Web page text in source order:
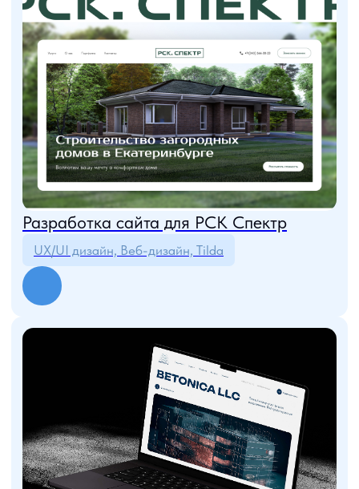
ЧЕТКОЕ ПЛАНИРОВАНИЕ
Чтобы состоялся проект, мы детально раскладываем его
по этапам, определяем сроки и ответственных лиц.
Понимаем и учитываем риски, которые могут возникнуть
в процессе.
ОТВЕТСТВЕННОСТЬ
На каждом проекте мы составляем матрицу
ответственности RACI и четко соблюдаем выполнение
ИНИЦИАТИВНОСТЬ
В любом проекте мы ищем оптимальные пути решения
поставленной задачи и всегда первыми предлагаем
интересные подходы. Что делает каждый проект
02
НАШИ ЦЕННОСТИ